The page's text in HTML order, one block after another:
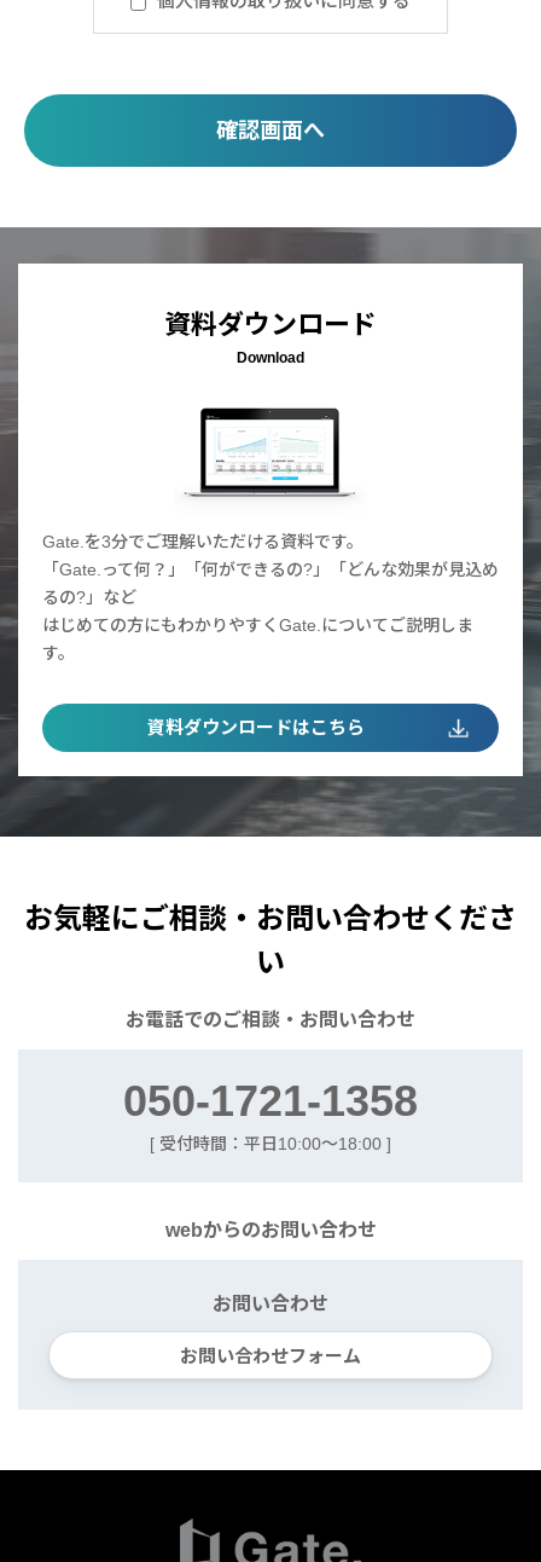
資料ダウンロード
Download
Gate.を3分でご理解いただける資料です。
「Gate.って何？」「何ができるの?」「どんな効果が見込め
るの?」など
はじめての方にもわかりやすくGate.についてご説明しま
す。
資料ダウンロードはこちら
お気軽にご相談・お問い合わせくださ
い
お電話でのご相談・お問い合わせ
050-1721-1358
[ 受付時間：平日10:00〜18:00 ]
webからのお問い合わせ
お問い合わせ
お問い合わせフォーム